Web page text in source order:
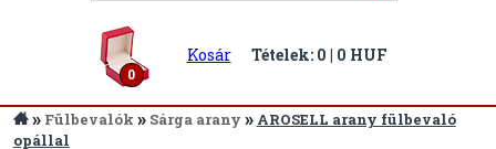
0
Kosár Tételek: 0 | 0 HUF
» Fülbevalók » Sárga arany » AROSELL arany fülbevaló
opállal